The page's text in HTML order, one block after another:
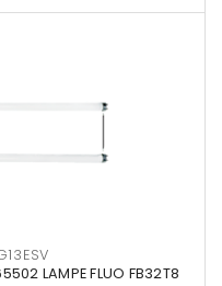
LAMPE FLUO FB32T8